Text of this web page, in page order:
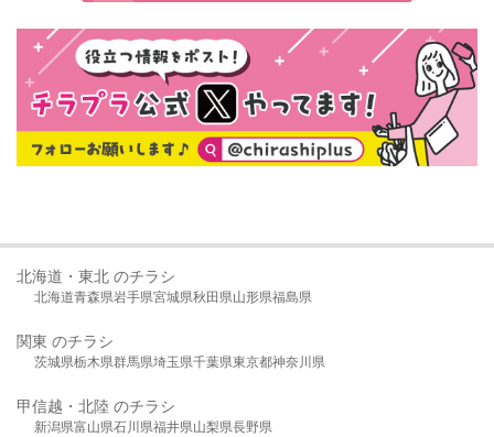
北海道・東北 のチラシ
北海道青森県岩手県宮城県秋田県山形県福島県
関東 のチラシ
茨城県栃木県群馬県埼玉県千葉県東京都神奈川県
甲信越・北陸 のチラシ
新潟県富山県石川県福井県山梨県長野県